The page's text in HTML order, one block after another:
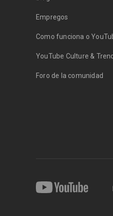
Empregos
Como funciona o
YouTube Culture &
Foro de la comunidad